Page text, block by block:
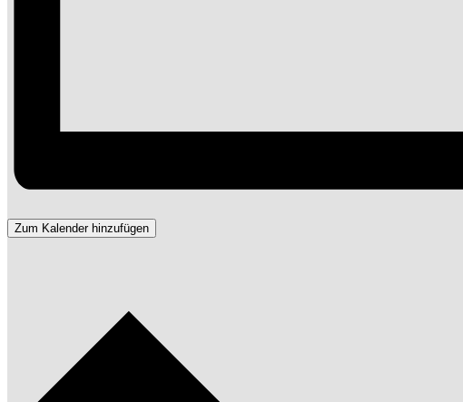
Zum Kalender hinzufügen